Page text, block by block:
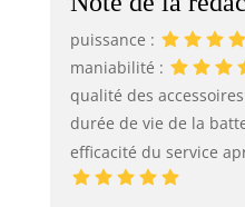
puissance :
maniabilité :
qualité des
durée de vie de la
efficacité du service